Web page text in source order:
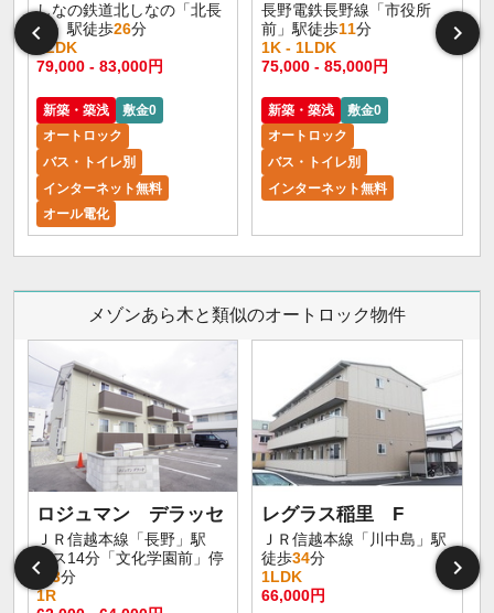
しなの鉄道北しなの「北長
野」駅徒歩26分
1LDK
79,000 - 83,000円
新築・築浅
敷金0
オートロック
バス・トイレ別
インターネット無料
オール電化
長野電鉄長野線「市役所
前」駅徒歩11分
1K - 1LDK
75,000 - 85,000円
新築・築浅
敷金0
オートロック
バス・トイレ別
インターネット無料
メゾンあら木と類似のオートロック物件
ロジュマン デラッセ
ＪＲ信越本線「長野」駅
バス14分「文化学園前」停
歩 3分
1R
レグラス稲里 F
ＪＲ信越本線「川中島」駅
徒歩34分
1LDK
66,000円